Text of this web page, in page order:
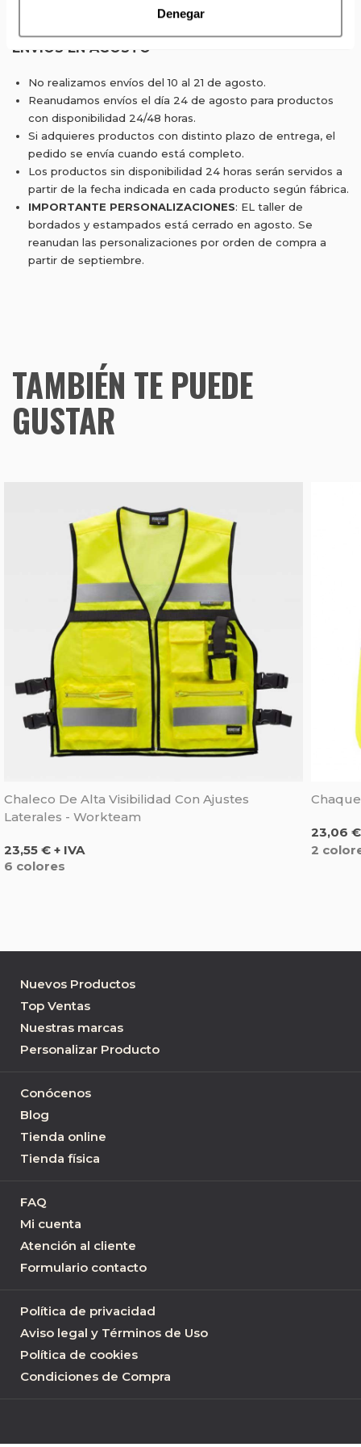
Denegar
Canarias, Baleares, Ceuta y Melilla.
ENVÍOS EN AGOSTO
No realizamos envíos del 10 al 21 de agosto.
Reanudamos envíos el día 24 de agosto para productos
con disponibilidad 24/48 horas.
Si adquieres productos con distinto plazo de entrega, el
pedido se envía cuando está completo.
Los productos sin disponibilidad 24 horas serán servidos a
partir de la fecha indicada en cada producto según fábrica.
IMPORTANTE PERSONALIZACIONES: EL taller de
bordados y estampados está cerrado en agosto. Se
reanudan las personalizaciones por orden de compra a
partir de septiembre.
TAMBIÉN TE PUEDE
GUSTAR
Chaleco De Alta Visibilidad Con Ajustes
Laterales - Workteam
Precio
23,55 € + IVA
6 colores
Precio
23,06 €
2
Nuevos Productos
Top Ventas
Nuestras marcas
Personalizar Producto
Conócenos
Blog
Tienda online
Tienda física
FAQ
Mi cuenta
Atención al cliente
Formulario contacto
Política de privacidad
Aviso legal y Términos de Uso
Política de cookies
Condiciones de Compra